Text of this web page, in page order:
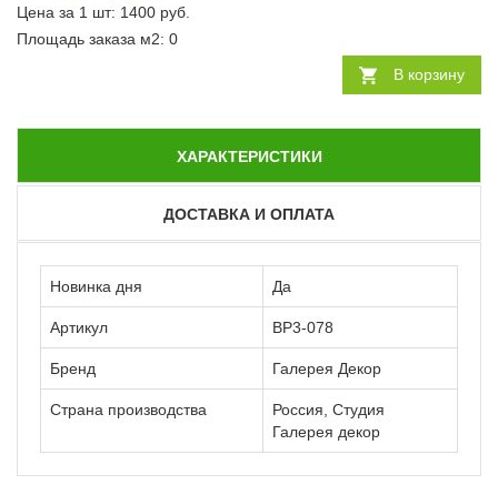
Цена за 1 шт: 1400 руб.
Площадь заказа м2: 0
В корзину
ХАРАКТЕРИСТИКИ
ДОСТАВКА И ОПЛАТА
Новинка дня Да
Артикул ВР3-078
Бренд Галерея Декор
Страна производства
Россия, Студия
Галерея декор